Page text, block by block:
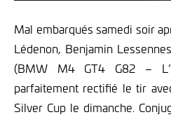
Mal embarqués samedi soir
Lédenon, Benjamin
(BMW M4 GT4 G82 –
parfaitement rectifié le tir
Silver Cup le dimanche.